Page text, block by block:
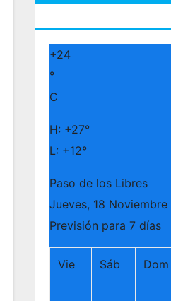
+24
°
C
H: +27°
L: +12°
Paso de los Libres
Jueves, 18 Noviembre
Previsión para 7 días
Vie Sáb Dom